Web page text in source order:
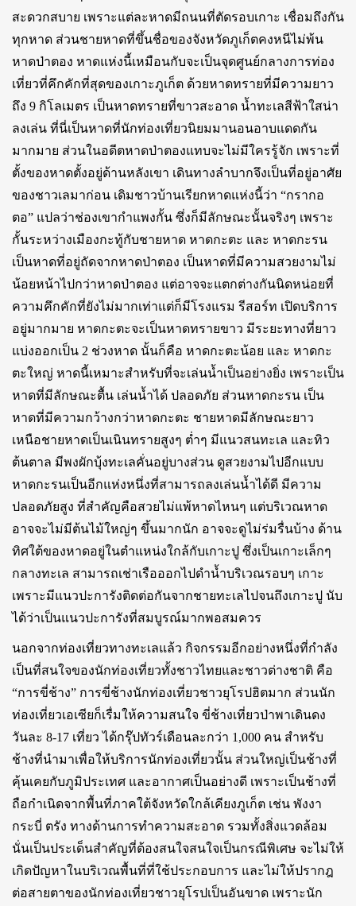
สะดวกสบาย เพราะแต่ละหาดมีถนนที่ตัดรอบเกาะ เชื่อมถึงกัน
ทุกหาด ส่วนชายหาดที่ขึ้นชื่อของจังหวัดภูเก็ตคงหนีไม่พ้น
หาดป่าตอง หาดแห่งนี้เหมือนกับจะเป็นจุดศูนย์กลางการท่อง
เที่ยวที่คึกคักที่สุดของเกาะภูเก็ต ด้วยหาดทรายที่มีความยาว
ถึง 9 กิโลเมตร เป็นหาดทรายที่ขาวสะอาด น้ำทะเลสีฟ้าใสน่า
ลงเล่น ที่นี่เป็นหาดที่นักท่องเที่ยวนิยมมานอนอาบแดดกัน
มากมาย ส่วนในอดีตหาดป่าตองแทบจะไม่มีใครรู้จัก เพราะที่
ตั้งของหาดตั้งอยู่ด้านหลังเขา เดินทางลำบากจึงเป็นที่อยู่อาศัย
ของชาวเลมาก่อน เดิมชาวบ้านเรียกหาดแห่งนี้ว่า “กรากอ
ตอ” แปลว่าช่องเขากำแพงกั้น ซึ่งก็มีลักษณะนั้นจริงๆ เพราะ
กั้นระหว่างเมืองกะทู้กับชายหาด หาดกะตะ และ หาดกะรน
เป็นหาดที่อยู่ถัดจากหาดป่าตอง เป็นหาดที่มีความสวยงามไม่
น้อยหน้าไปกว่าหาดป่าตอง แต่อาจจะแตกต่างกันนิดหน่อยที่
ความคึกคักที่ยังไม่มากเท่าแต่ก็มีโรงแรม รีสอร์ท เปิดบริการ
อยู่มากมาย หาดกะตะจะเป็นหาดทรายขาว มีระยะทางที่ยาว
แบ่งออกเป็น 2 ช่วงหาด นั้นก็คือ หาดกะตะน้อย และ หาดกะ
ตะใหญ่ หาดนี้เหมาะสำหรับที่จะเล่นน้ำเป็นอย่างยิ่ง เพราะเป็น
หาดที่มีลักษณะตื้น เล่นน้ำได้ ปลอดภัย ส่วนหาดกะรน เป็น
หาดที่มีความกว้างกว่าหาดกะตะ ชายหาดมีลักษณะยาว
เหนือชายหาดเป็นเนินทรายสูงๆ ต่ำๆ มีแนวสนทะเล และทิว
ต้นตาล มีพงผักบุ้งทะเลคั่นอยู่บางส่วน ดูสวยงามไปอีกแบบ
หาดกะรนเป็นอีกแห่งหนึ่งที่สามารถลงเล่นน้ำได้ดี มีความ
ปลอดภัยสูง ที่สำคัญคือสวยไม่แพ้หาดไหนๆ แต่บริเวณหาด
อาจจะไม่มีต้นไม้ใหญ่ๆ ขึ้นมากนัก อาจจะดูไม่ร่มรื่นบ้าง ด้าน
ทิศใต้ของหาดอยู่ในตำแหน่งใกล้กับเกาะปู ซึ่งเป็นเกาะเล็กๆ
กลางทะเล สามารถเช่าเรือออกไปดำน้ำบริเวณรอบๆ เกาะ
เพราะมีแนวปะการังติดต่อกันจากชายทะเลไปจนถึงเกาะปู นับ
ได้ว่าเป็นแนวปะการังที่สมบูรณ์มากพอสมควร
นอกจากท่องเที่ยวทางทะเลแล้ว กิจกรรมอีกอย่างหนึ่งที่กำลัง
เป็นที่สนใจของนักท่องเที่ยวทั้งชาวไทยและชาวต่างชาติ คือ
“การขี่ช้าง” การขี่ช้างนักท่องเที่ยวชาวยุโรปฮิตมาก ส่วนนัก
ท่องเที่ยวเอเซียก็เรื่มให้ความสนใจ ขี่ช้างเที่ยวป่าพาเดินดง
วันละ 8-17 เที่ยว ได้กรุ๊ปทัวร์เดือนละกว่า 1,000 คน สำหรับ
ช้างที่นำมาเพื่อให้บริการนักท่องเที่ยวนั้น ส่วนใหญ่เป็นช้างที่
คุ้นเคยกับภูมิประเทศ และอากาศเป็นอย่างดี เพราะเป็นช้างที่
ถือกำเนิดจากพื้นที่ภาคใต้จังหวัดใกล้เคียงภูเก็ต เช่น พังงา
กระบี่ ตรัง ทางด้านการทำความสะอาด รวมทั้งสิ่งแวดล้อม
นั่นเป็นประเด็นสำคัญที่ต้องสนใจสนใจเป็นกรณีพิเศษ จะไม่ให้
เกิดปัญหาในบริเวณพื้นที่ที่ใช้ประกอบการ และไม่ให้ปรากฎ
ต่อสายตาของนักท่องเที่ยวชาวยุโรปเป็นอันขาด เพราะนัก